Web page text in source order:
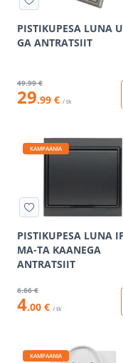
PISTIKUPESA LUNA
GA ANTRATSIIT
49.99 €
29.99 € / tk
KAMPAANIA
PISTIKUPESA LUNA
MA-TA KAANEGA
ANTRATSIIT
6.66 €
4.00 € / tk
KAMPAANIA